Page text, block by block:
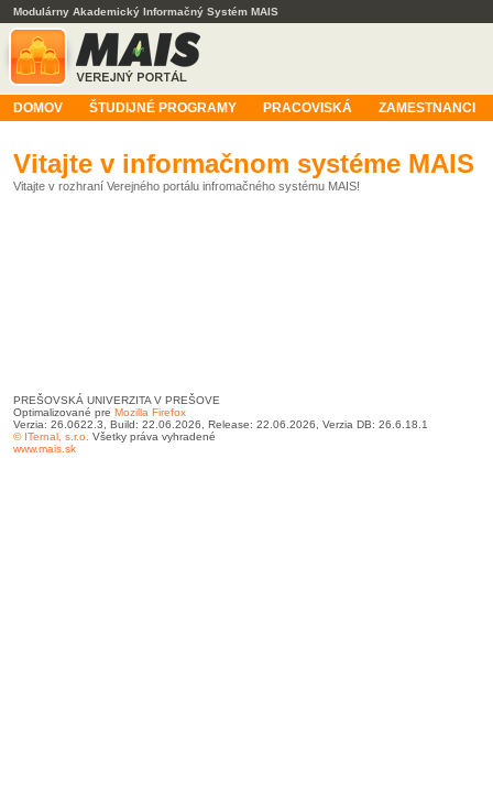
Modulárny Akademický Informačný Systém MAIS
DOMOV ŠTUDIJNÉ PROGRAMY PRACOVISKÁ ZAMESTNANCI
Vitajte v informačnom systéme MAIS
Vitajte v rozhraní Verejného portálu infromačného systému MAIS!
PREŠOVSKÁ UNIVERZITA V PREŠOVE
Optimalizované pre Mozilla Firefox
Verzia: 26.0622.3, Build: 22.06.2026, Release: 22.06.2026, Verzia DB: 26.6.18.1
© ITernal, s.r.o. Všetky práva vyhradené
www.mais.sk